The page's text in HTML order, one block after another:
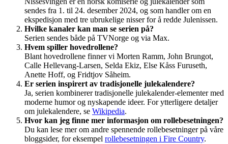
sendes fra 1. til 24. desember 2024, og som handler om en
ekspedisjon med tre ubrukelige nisser for å redde Julenissen.
Hvilke kanaler kan man se serien på?
Serien sendes både på TVNorge og via Max.
Hvem spiller hovedrollene?
Blant hovedrollene finner vi Morten Ramm, John Brungot,
Calle Hellevang-Larsen, Selda Ekiz, Else Kåss Furuseth,
Anette Hoff, og Fridtjov Såheim.
Er serien inspirert av tradisjonelle julekalendere?
Ja, serien kombinerer tradisjonelle julekalender-elementer med
moderne humor og nyskapende ideer. For ytterligere detaljer
om julekalendere, se Wikipedia.
Hvor kan jeg finne mer informasjon om rollebesetningen?
Du kan lese mer om andre spennende rollebesetninger på våre
bloggsider, for eksempel rollebesetningen i Fire Country.